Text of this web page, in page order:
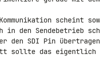
scheint
in den Sendebetrieb
den SDI Pin
sollte das